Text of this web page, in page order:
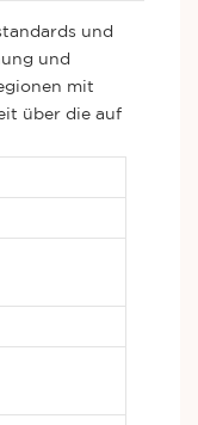
und
und
mit
über die auf